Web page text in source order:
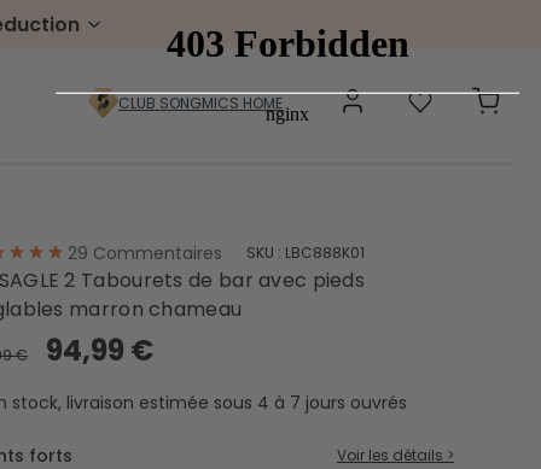
CLUB SONGMICS HOME
Pelouse & jardin
Gabion à pierre
Chariots de jardin
29 Commentaires SKU : LBC888K01
2 Tabourets de bar avec pieds
marron chameau
€ 94,99 €
stock, livraison estimée sous 4 à 7 jours ouvrés
forts
Voir les détails >